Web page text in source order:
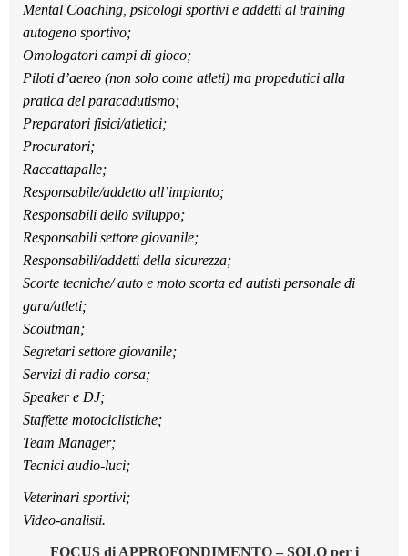
Mental Coaching, psicologi sportivi e addetti al training
autogeno sportivo;
Omologatori campi di gioco;
Piloti d’aereo (non solo come atleti) ma propedutici alla
pratica del paracadutismo;
Preparatori fisici/atletici;
Procuratori;
Raccattapalle;
Responsabile/addetto all’impianto;
Responsabili dello sviluppo;
Responsabili settore giovanile;
Responsabili/addetti della sicurezza;
Scorte tecniche/ auto e moto scorta ed autisti personale di
gara/atleti;
Scoutman;
Segretari settore giovanile;
Servizi di radio corsa;
Speaker e DJ;
Staffette motociclistiche;
Team Manager;
Tecnici audio-luci;
Veterinari sportivi;
Video-analisti.
FOCUS di APPROFONDIMENTO – SOLO per i